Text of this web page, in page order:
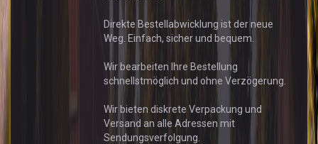
Direkte Bestellabwicklung ist der neue
Weg. Einfach, sicher und bequem.
Wir bearbeiten Ihre Bestellung
schnellstmöglich und ohne Verzögerung.
Wir bieten diskrete Verpackung und
Versand an alle Adressen mit
Sendungsverfolgung.